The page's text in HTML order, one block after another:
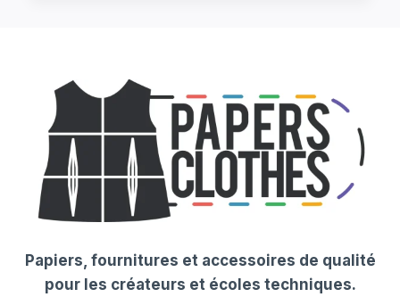
Papiers, fournitures et accessoires de qualité
pour les créateurs et écoles techniques.